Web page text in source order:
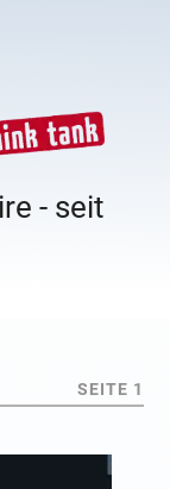
- seit
SEITE 1